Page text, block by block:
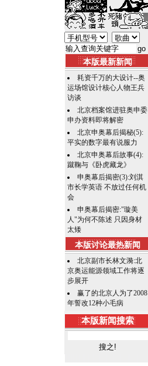
本版最新新闻
耗资千万的大设计--奥
运场馆设计核心人物王兵
访谈
北京档案馆进驻奥申委
申办资料即将解密
北京申奥幕后揭秘(5):
平实的数字最有说服力
北京申奥幕后故事(4):
蹴鞠与《卧虎藏龙》
申奥幕后揭密(3):刘淇
市长学英语 不放过任何机
会
申奥幕后揭密:"璇美
人"为何不陈述 只因身材
太矮
本版讨论最热新闻
北京副市长林文漪:北
京奥运能源领域工作将逐
步展开
赢了的北京人为了2008
年誓改12种小毛病
本版新闻搜索